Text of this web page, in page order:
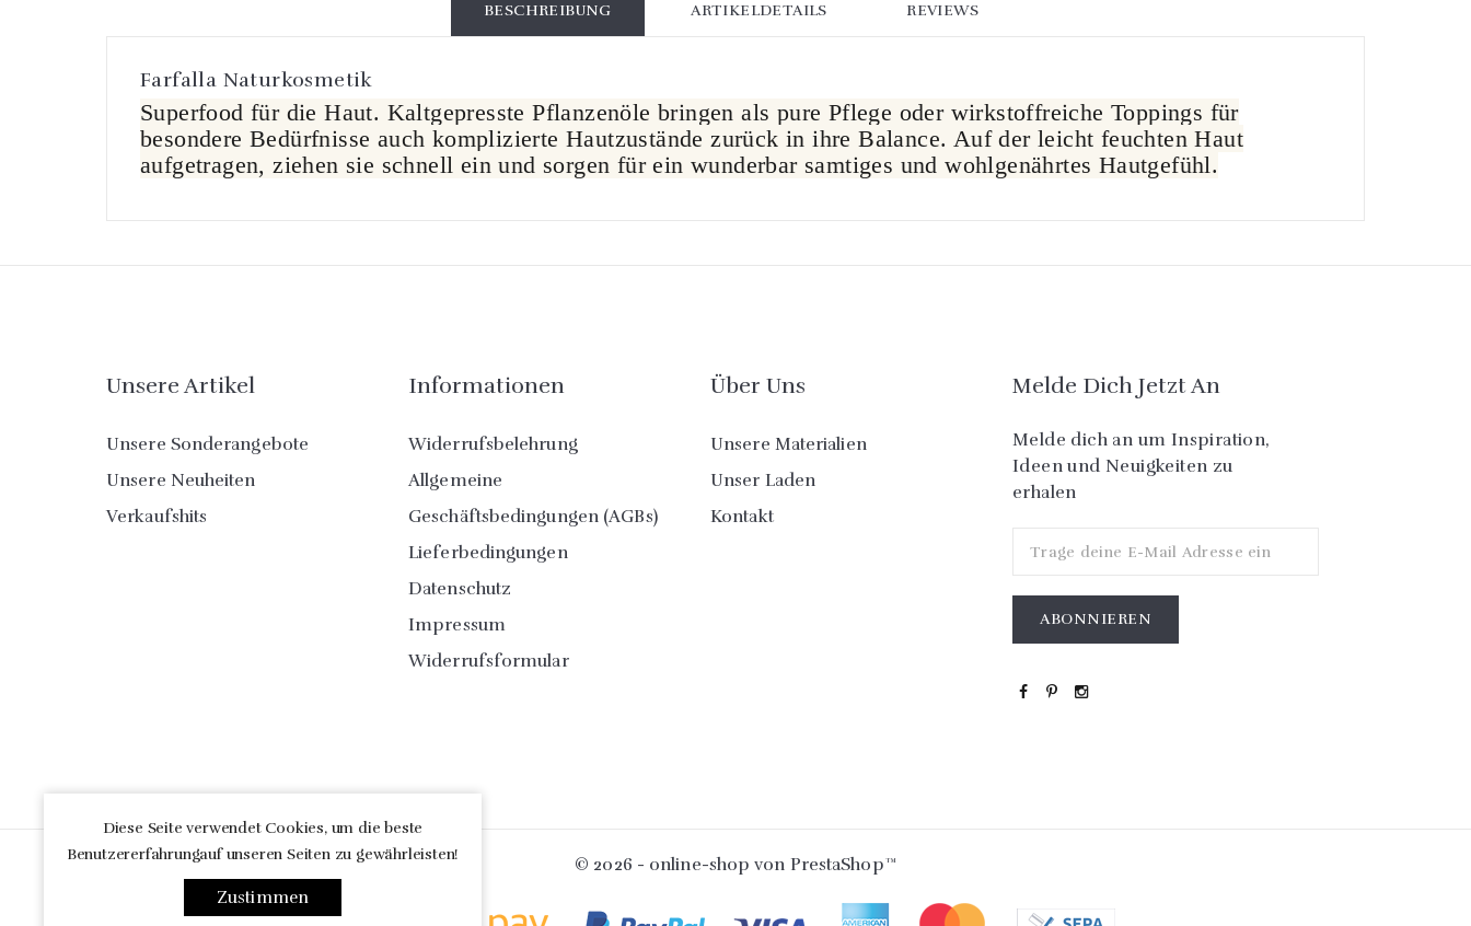
BESCHREIBUNG ARTIKELDETAILS REVIEWS
Farfalla Naturkosmetik
Superfood für die Haut. Kaltgepresste Pflanzenöle bringen als pure Pflege oder wirkstoffreiche Toppings für
besondere Bedürfnisse auch komplizierte Hautzustände zurück in ihre Balance. Auf der leicht feuchten Haut
aufgetragen, ziehen sie schnell ein und sorgen für ein wunderbar samtiges und wohlgenährtes Hautgefühl.
Unsere Artikel
Unsere Sonderangebote
Unsere Neuheiten
Verkaufshits
Informationen
Widerrufsbelehrung
Allgemeine
Geschäftsbedingungen (AGBs)
Lieferbedingungen
Datenschutz
Impressum
Widerrufsformular
Über Uns
Unsere Materialien
Unser Laden
Kontakt
Melde Dich Jetzt An
Melde dich an um Inspiration,
Ideen und Neuigkeiten zu
erhalen
Diese Seite verwendet Cookies, um die beste
Benutzererfahrungauf unseren Seiten zu gewährleisten!
Zustimmen
© 2026 - online-shop von PrestaShop™